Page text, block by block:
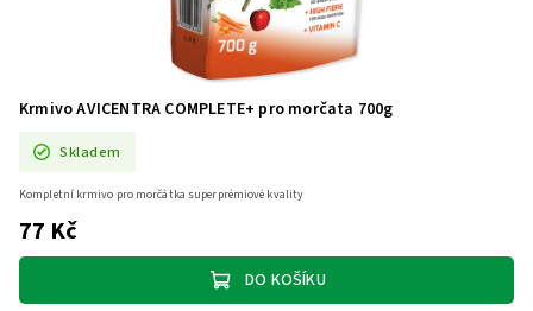
Krmivo AVICENTRA COMPLETE+ pro morčata 700g
Skladem
77 Kč
DO KOŠÍKU
Kompletní krmivo pro morčátka superprémiové kvality